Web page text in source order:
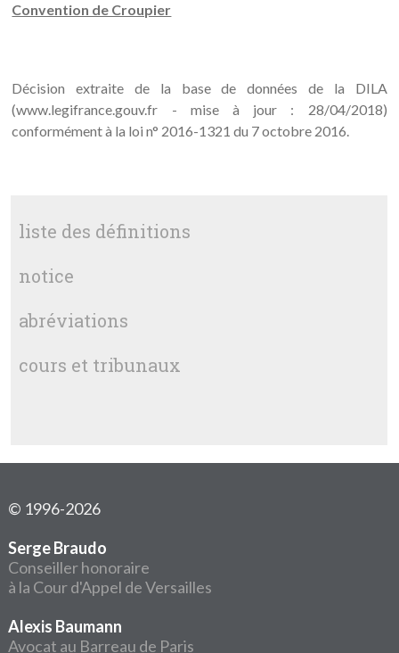
Convention de Croupier
Décision extraite de la base de données de la DILA
(www.legifrance.gouv.fr - mise à jour : 28/04/2018)
conformément à la loi n° 2016-1321 du 7 octobre 2016.
liste des définitions
notice
abréviations
cours et tribunaux
© 1996-2026
Serge Braudo
Conseiller honoraire
à la Cour d'Appel de Versailles
Alexis Baumann
Avocat au Barreau de Paris